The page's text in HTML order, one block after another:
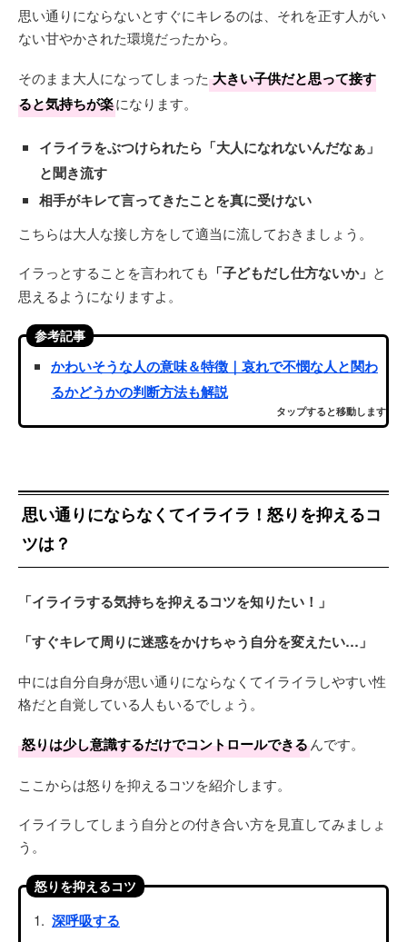
思い通りにならないとすぐにキレるのは、それを正す人がい
ない甘やかされた環境だったから。
そのまま大人になってしまった 大きい子供だと思って接す
ると気持ちが楽になります。
イライラをぶつけられたら「大人になれないんだなぁ」
と聞き流す
相手がキレて言ってきたことを真に受けない
こちらは大人な接し方をして適当に流しておきましょう。
イラっとすることを言われても 「子どもだし仕方ないか」 と
思えるようになりますよ。
参考記事
かわいそうな人の意味＆特徴｜哀れで不憫な人と関わ
るかどうかの判断方法も解説
タップすると移動します
思い通りにならなくてイライラ！怒りを抑えるコ
ツは？
「イライラする気持ちを抑えるコツを知りたい！」
「すぐキレて周りに迷惑をかけちゃう自分を変えたい…」
中には自分自身が思い通りにならなくてイライラしやすい性
格だと自覚している人もいるでしょう。
怒りは少し意識するだけでコントロールできるんです。
ここからは怒りを抑えるコツを紹介します。
イライラしてしまう自分との付き合い方を見直してみましょ
う。
怒りを抑えるコツ
深呼吸する